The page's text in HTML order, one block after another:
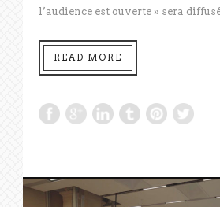
l’audience est ouverte » sera
READ MORE